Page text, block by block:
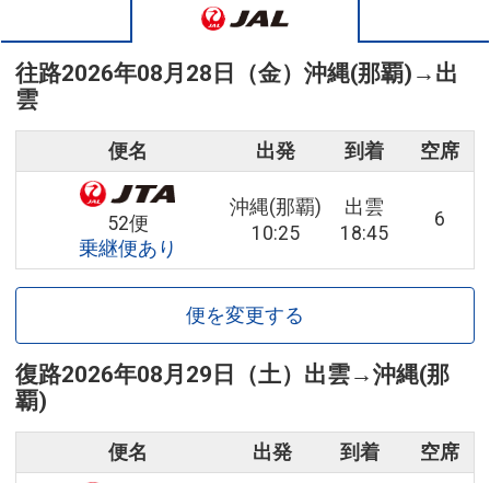
往路2026年08月28日（金） 沖縄(那覇) → 出
雲
便名 出発 到着 空席
52便
乗継便あり
沖縄(那覇)
10:25
出雲
18:45
6
便を変更する
復路2026年08月29日（土） 出雲→沖縄(那
覇)
便名 出発 到着 空席